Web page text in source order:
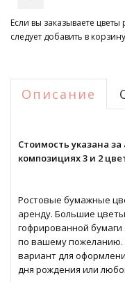
Если вы заказываете
следует добавить в
Описание
Стоимость указана
композициях 3 и 2
Ростовые бумажные
аренду. Большие
гофрированной бумаги
по вашему пожеланию.
вариант для
дня рождения или